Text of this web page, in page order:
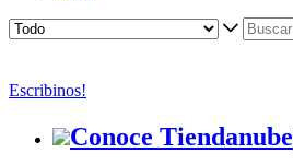
Escribinos!
Conoce Tiendanube